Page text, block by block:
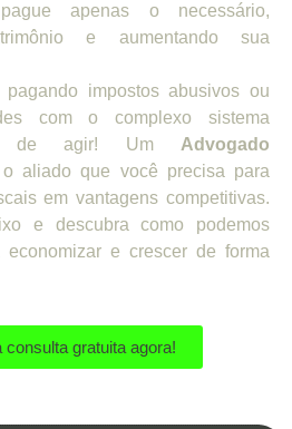
apenas o necessário,
e aumentando sua
impostos abusivos ou
com o complexo sistema
de agir! Um Advogado
aliado que você precisa para
em vantagens competitivas.
e descubra como podemos
e crescer de forma
consulta gratuita agora!